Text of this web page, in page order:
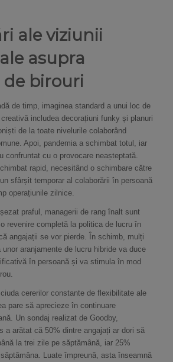
ale viziunii
asupra
birouri
de timp, imaginea standard a unui loc de
includea decorațiuni funky și planuri
de la toate nivelurile colaborând
Apoi, pandemia a schimbat totul, iar
confruntat cu o provocare neașteptată.
rapid, necesitând o schimbare către
sfârșit temporar al colaborării în persoană
operațiunile zilnice.
praful, managerii de rang înalt sunt
revenire completă la politica de lucru în
angajații se vor pierde. În schimb, mulți
aranjamente de lucru hibride va duce
în persoană și va stimula în mod
cererilor constante de flexibilitate ale
pare să aprecieze în continuare
Un sondaj realizat de Goodby,
a arătat că 50% dintre angajați ar dori să
la trei zile pe săptămână, iar 25%
Luate împreună, asta înseamnă